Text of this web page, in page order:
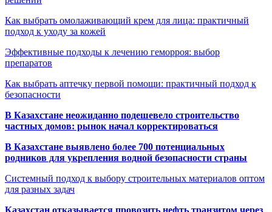
Как выбрать омолаживающий крем для лица: практичный
подход к уходу за кожей
Эффективные подходы к лечению геморроя: выбор
препаратов
Как выбрать аптечку первой помощи: практичный подход к
безопасности
В Казахстане неожиданно подешевело строительство
частных домов: рынок начал корректироваться
В Казахстане выявлено более 700 потенциальных
родников для укрепления водной безопасности страны
Системный подход к выбору строительных материалов оптом
для разных задач
Казахстан отказывается провозить нефть транзитом через